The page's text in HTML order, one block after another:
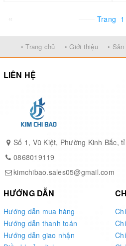
« Trang 1
• Trang chủ • Giới thiệu •
LIÊN HỆ
Số 1, Vũ Kiệt, Phường Kinh Bắc,
0868019119
kimchibao.sales05@gmail.com
HƯỚNG DẪN
Hướng dẫn mua hàng
Hướng dẫn thanh toán
Hướng dẫn giao nhận